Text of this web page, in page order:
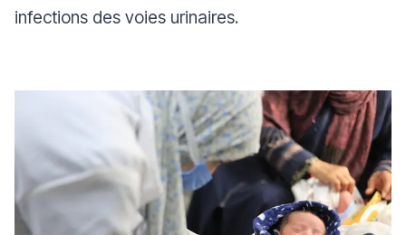
infections des voies urinaires.